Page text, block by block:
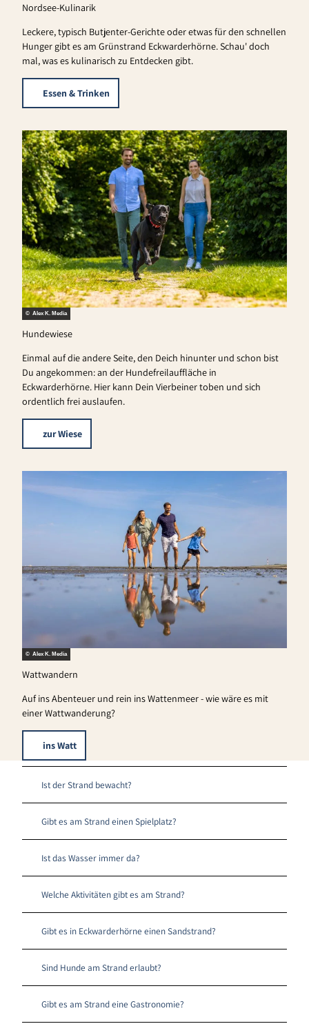
Nordsee-Kulinarik
Leckere, typisch Butjenter-Gerichte oder etwas für den schnellen
Hunger gibt es am Grünstrand Eckwarderhörne. Schau' doch
mal, was es kulinarisch zu Entdecken gibt.
Essen & Trinken
© Alex K. Media
Hundewiese
Einmal auf die andere Seite, den Deich hinunter und schon bist
Du angekommen: an der Hundefreilauffläche in
Eckwarderhörne. Hier kann Dein Vierbeiner toben und sich
ordentlich frei auslaufen.
zur Wiese
© Alex K. Media
Wattwandern
Auf ins Abenteuer und rein ins Wattenmeer - wie wäre es mit
einer Wattwanderung?
ins Watt
Ist der Strand bewacht?
Gibt es am Strand einen Spielplatz?
Ist das Wasser immer da?
Welche Aktivitäten gibt es am Strand?
Gibt es in Eckwarderhörne einen Sandstrand?
Sind Hunde am Strand erlaubt?
Gibt es am Strand eine Gastronomie?